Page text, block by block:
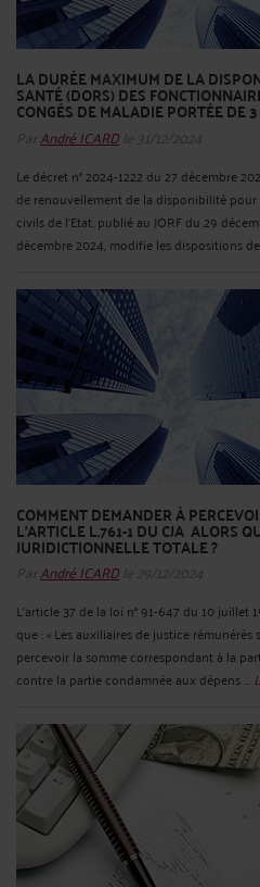
LA DURÉE MAXIMUM DE LA
SANTÉ (DORS) DES
CONGÉS DE MALADIE PORTÉE DE
ParAndré ICARDle 31/12/2024
Le décret n° 2024-1222 du 27 décembre
de renouvellement de la disponibilité
civils de l'Etat, publié au JORF du 29
décembre 2024, modifie les dispositions de
COMMENT DEMANDER À
L’ARTICLE L.761-1 DU CJA ALORS
JURIDICTIONNELLE TOTALE ?
ParAndré ICARDle 29/12/2024
L’article 37 de la loi n° 91-647 du 10
que : « Les auxiliaires de justice
percevoir la somme correspondant à la
contre la partie condamnée aux dépens ...